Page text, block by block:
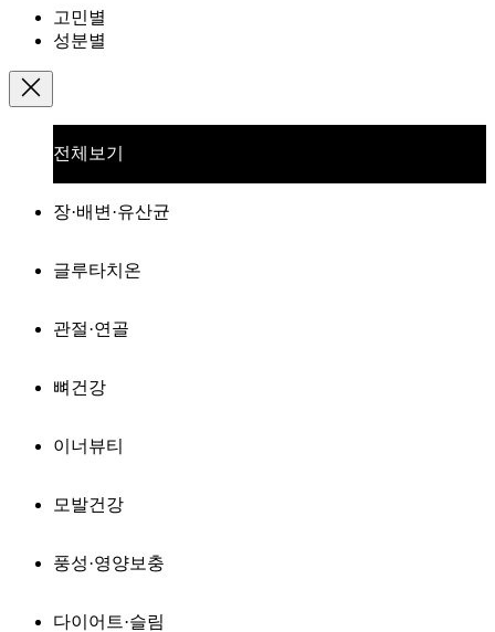
고민별
성분별
전체보기
장·배변·유산균
글루타치온
관절·연골
뼈건강
이너뷰티
모발건강
풍성·영양보충
다이어트·슬림